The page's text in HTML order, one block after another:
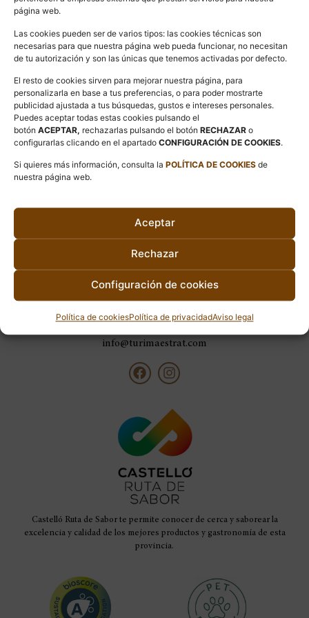
página web.
Las cookies pueden ser de varios tipos: las cookies técnicas son
necesarias para que nuestra página web pueda funcionar, no necesitan
de tu autorización y son las únicas que tenemos activadas por defecto.
El resto de cookies sirven para mejorar nuestra página, para
personalizarla en base a tus preferencias, o para poder mostrarte
publicidad ajustada a tus búsquedas, gustos e intereses personales.
Puedes aceptar todas estas cookies pulsando el
botón ACEPTAR, rechazarlas pulsando el botón RECHAZAR o
configurarlas clicando en el apartado CONFIGURACIÓN DE COOKIES.
Si quieres más información, consulta la POLÍTICA DE COOKIES de
nuestra página web.
Aceptar
Rechazar
Configuración de cookies
Política de cookiesPolítica de privacidadAviso legal
Esta web ha contado con la colaboración de Turisme
Comunitat Valenciana.
C/ Historiador Beti 37 12170
Sant Mateu (Castellón)
Tel. Fijo: +34 964 416 079
info@turimaestrat.com
Castelló Ruta de Sabor te permite conocer de cerca y saborear la
excelencia y calidad de los mejores productos y gastronomía de esta
provincia.